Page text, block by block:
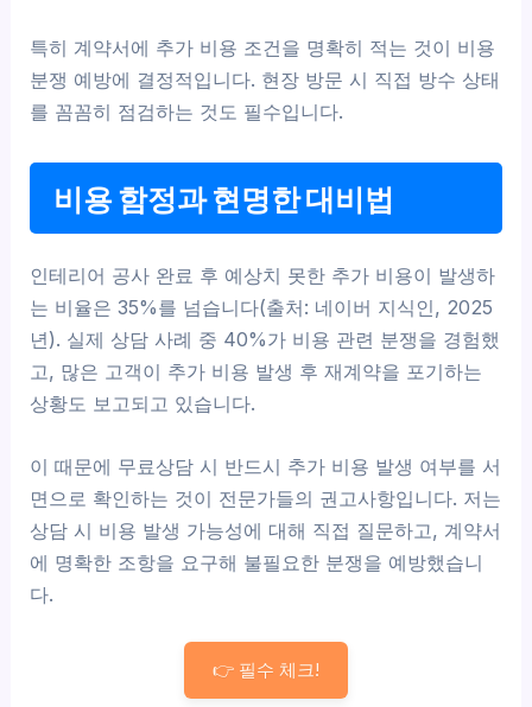
특히 계약서에 추가 비용 조건을 명확히 적는 것이 비용
분쟁 예방에 결정적입니다. 현장 방문 시 직접 방수 상태
를 꼼꼼히 점검하는 것도 필수입니다.
비용 함정과 현명한 대비법
인테리어 공사 완료 후 예상치 못한 추가 비용이 발생하
는 비율은 35%를 넘습니다(출처: 네이버 지식인, 2025
년). 실제 상담 사례 중 40%가 비용 관련 분쟁을 경험했
고, 많은 고객이 추가 비용 발생 후 재계약을 포기하는
상황도 보고되고 있습니다.
이 때문에 무료상담 시 반드시 추가 비용 발생 여부를 서
면으로 확인하는 것이 전문가들의 권고사항입니다. 저는
상담 시 비용 발생 가능성에 대해 직접 질문하고, 계약서
에 명확한 조항을 요구해 불필요한 분쟁을 예방했습니
다.
👉 필수 체크!